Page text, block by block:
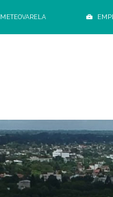
METEOVARELA